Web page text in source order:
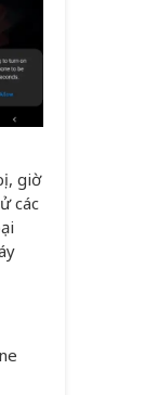
giờ
các